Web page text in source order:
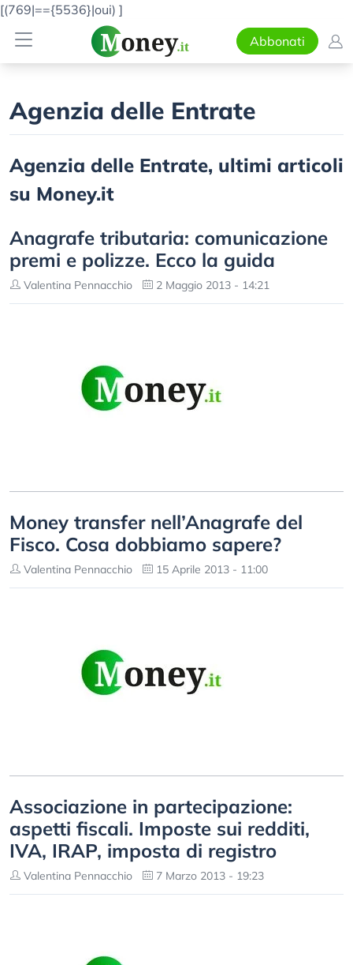
[(769|=={5536}|oui) ]
Abbonati
Agenzia delle Entrate
Agenzia delle Entrate, ultimi articoli
su Money.it
Anagrafe tributaria: comunicazione
premi e polizze. Ecco la guida
Valentina Pennacchio 2 Maggio 2013 - 14:21
Money transfer nell’Anagrafe del
Fisco. Cosa dobbiamo sapere?
Valentina Pennacchio 15 Aprile 2013 - 11:00
Associazione in partecipazione:
aspetti fiscali. Imposte sui redditi,
IVA, IRAP, imposta di registro
Valentina Pennacchio 7 Marzo 2013 - 19:23